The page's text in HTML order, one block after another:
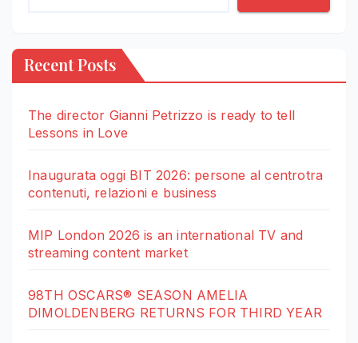
Recent Posts
The director Gianni Petrizzo is ready to tell
Lessons in Love
Inaugurata oggi BIT 2026: persone al centrotra
contenuti, relazioni e business
MIP London 2026 is an international TV and
streaming content market
98TH OSCARS® SEASON AMELIA
DIMOLDENBERG RETURNS FOR THIRD YEAR